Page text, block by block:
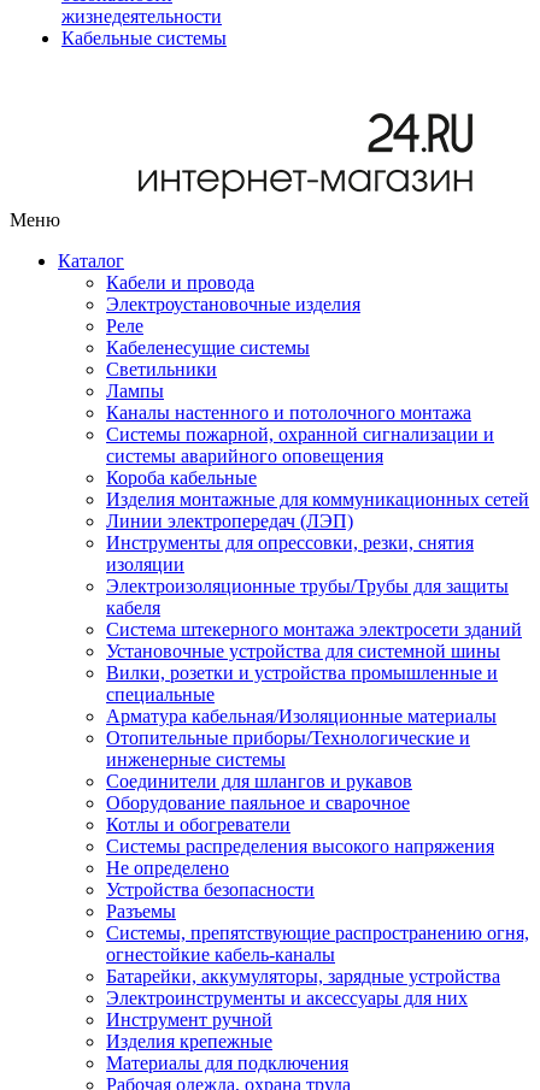
жизнедеятельности
Кабельные системы
Меню
Каталог
Кабели и провода
Электроустановочные изделия
Реле
Кабеленесущие системы
Светильники
Лампы
Каналы настенного и потолочного монтажа
Системы пожарной, охранной сигнализации и
системы аварийного оповещения
Короба кабельные
Изделия монтажные для коммуникационных сетей
Линии электропередач (ЛЭП)
Инструменты для опрессовки, резки, снятия
изоляции
Электроизоляционные трубы/Трубы для защиты
кабеля
Система штекерного монтажа электросети зданий
Установочные устройства для системной шины
Вилки, розетки и устройства промышленные и
специальные
Арматура кабельная/Изоляционные материалы
Отопительные приборы/Технологические и
инженерные системы
Соединители для шлангов и рукавов
Оборудование паяльное и сварочное
Котлы и обогреватели
Системы распределения высокого напряжения
Не определено
Устройства безопасности
Разъемы
Системы, препятствующие распространению огня,
огнестойкие кабель-каналы
Батарейки, аккумуляторы, зарядные устройства
Электроинструменты и аксессуары для них
Инструмент ручной
Изделия крепежные
Материалы для подключения
Рабочая одежда, охрана труда